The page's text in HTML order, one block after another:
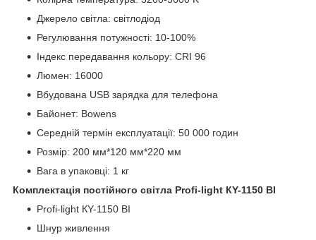
Джерело світла: світлодіод
Регулювання потужності: 10-100%
Індекс передавання кольору: CRI 96
Люмен: 16000
Вбудована USB зарядка для телефона
Байонет: Bowens
Середній термін експлуатації: 50 000 годин
Розмір: 200 мм*120 мм*220 мм
Вага в упаковці: 1 кг
Комплектація постійного світла Profi-light КY-1150 BI
Profi-light КY-1150 BI
Шнур живлення